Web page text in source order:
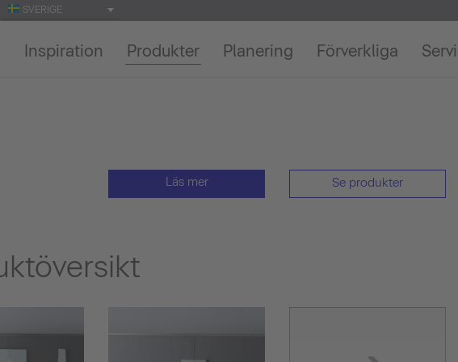
SVERIGE
Inspiration Produkter Planering Förverkliga
Läs mer Se produkter